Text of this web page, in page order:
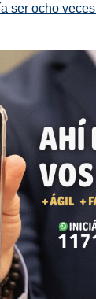
ser ocho